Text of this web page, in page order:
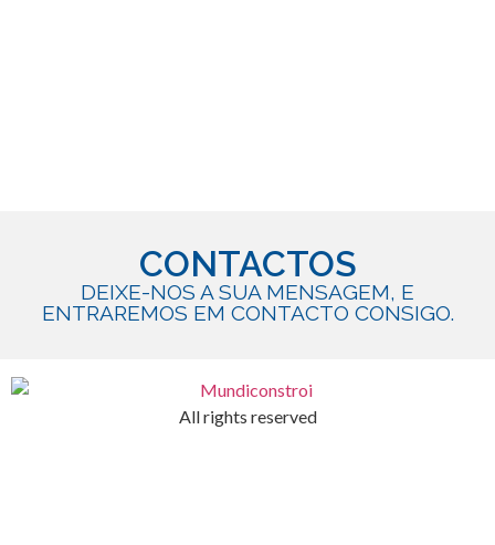
CONTACTOS
DEIXE-NOS A SUA MENSAGEM, E
ENTRAREMOS EM CONTACTO CONSIGO.
All rights reserved